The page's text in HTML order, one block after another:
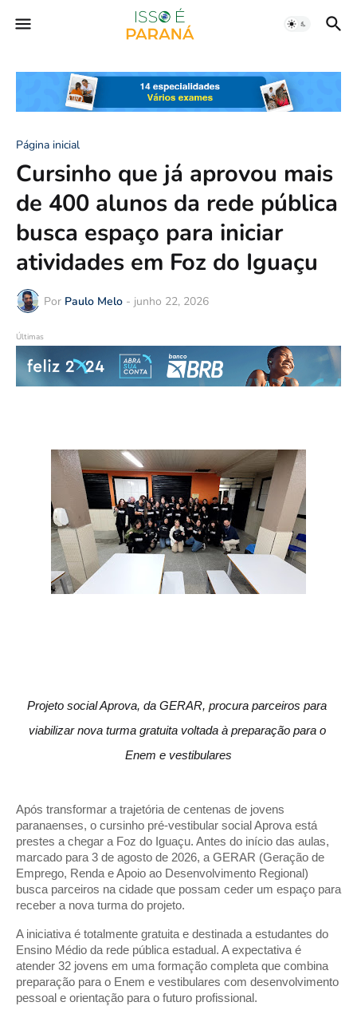
Página inicial
Cursinho que já aprovou mais
de 400 alunos da rede pública
busca espaço para iniciar
atividades em Foz do Iguaçu
Por Paulo Melo - junho 22, 2026
Últimas
Projeto social Aprova, da GERAR, procura parceiros para
viabilizar nova turma gratuita voltada à preparação para o
Enem e vestibulares
Após transformar a trajetória de centenas de jovens
paranaenses, o cursinho pré-vestibular social Aprova está
prestes a chegar a Foz do Iguaçu. Antes do início das aulas,
marcado para 3 de agosto de 2026, a GERAR (Geração de
Emprego, Renda e Apoio ao Desenvolvimento Regional)
busca parceiros na cidade que possam ceder um espaço para
receber a nova turma do projeto.
A iniciativa é totalmente gratuita e destinada a estudantes do
Ensino Médio da rede pública estadual. A expectativa é
atender 32 jovens em uma formação completa que combina
preparação para o Enem e vestibulares com desenvolvimento
pessoal e orientação para o futuro profissional.